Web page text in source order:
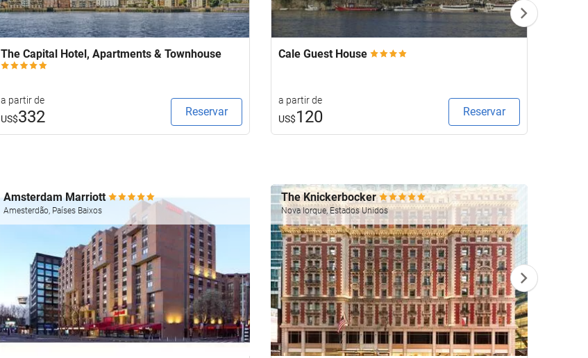
The Capital Hotel, Apartments & Townhouse
a partir de
US$332 Reservar
Cale Guest House
a partir de
US$120 Reservar
Amsterdam Marriott
Amesterdão, Países Baixos
The Knickerbocker
Nova Iorque, Estados Unidos